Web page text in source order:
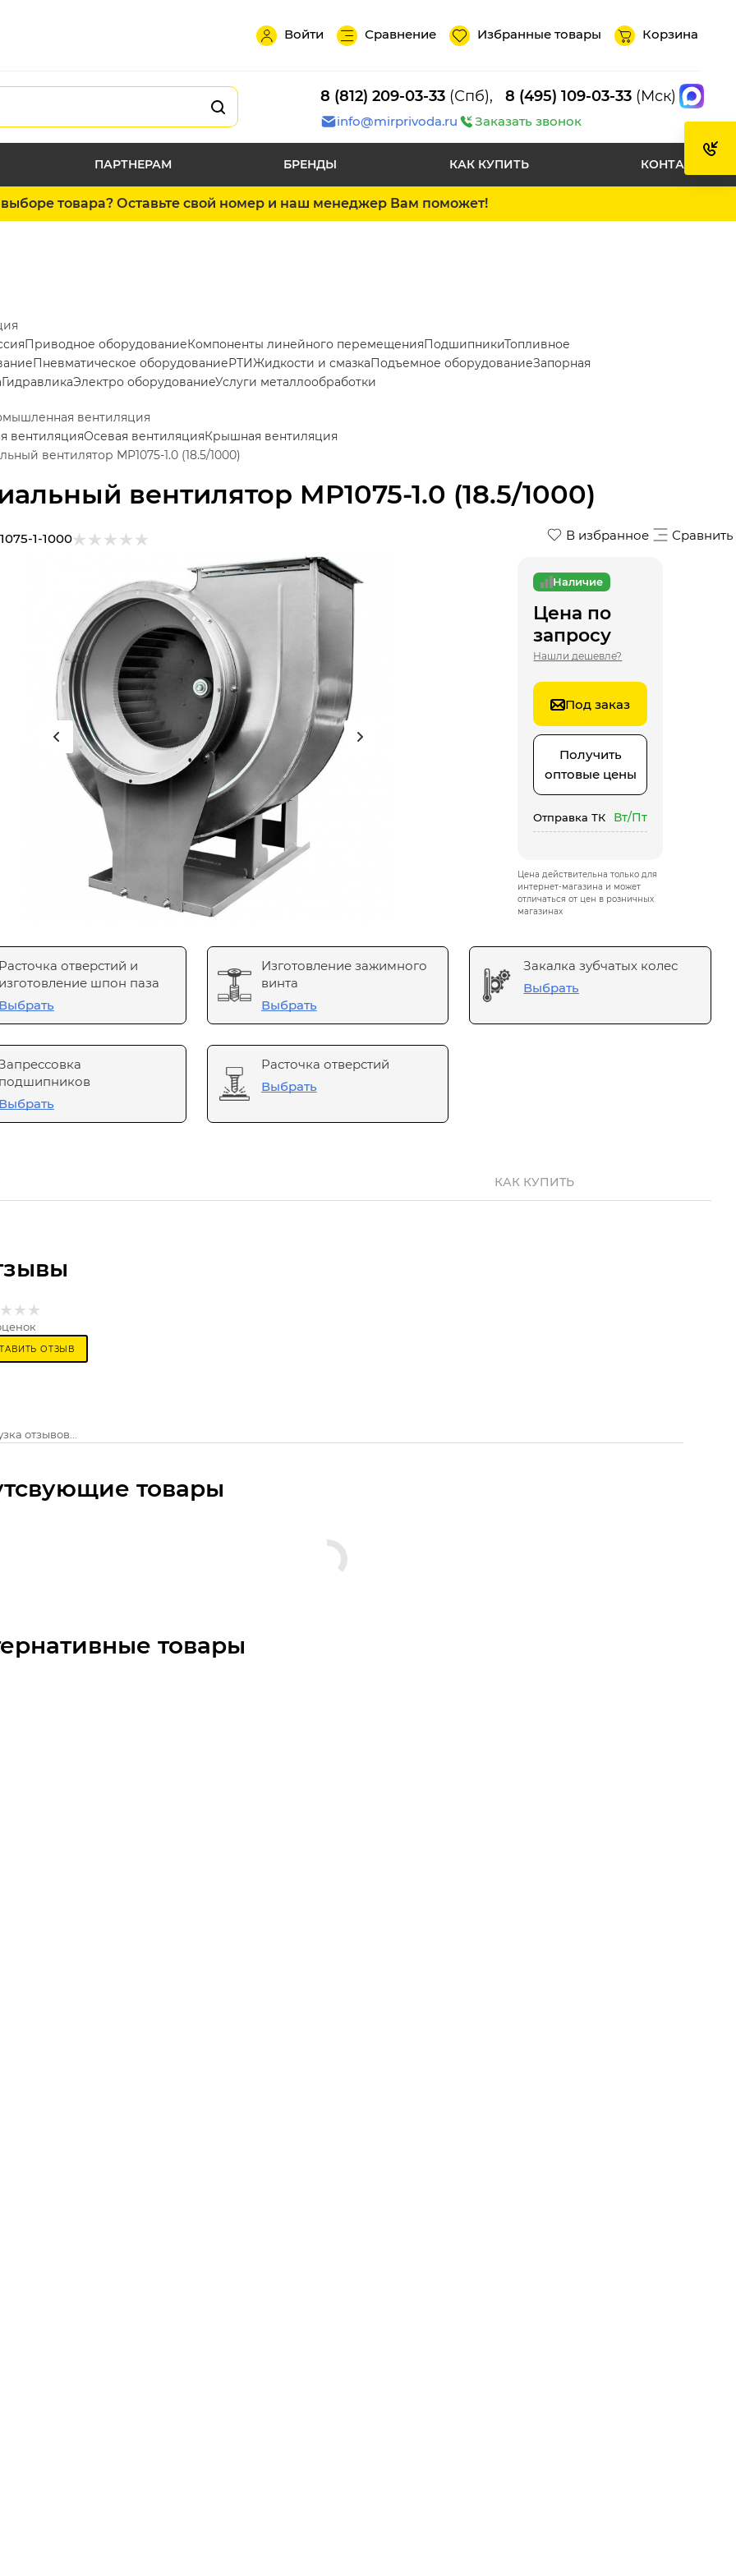
Войти Сравнение Избранные товары Корзина
8 (812) 209-03-33 (Спб), 8 (495) 109-03-33 (Мск)
info@mirprivoda.ru Заказать звонок
ПАРТНЕРАМ БРЕНДЫ КАК КУПИТЬ КОНТАКТЫ
товара? Оставьте свой номер и наш менеджер Вам поможет!
вентилятор MP1075-1.0 (18.5/1000)
Приводное оборудованиеКомпоненты линейного перемещенияПодшипникиТопливное
Пневматическое оборудованиеРТИЖидкости и смазкаПодъемное оборудованиеЗапорная
ГидравликаЭлектро оборудованиеУслуги металлообработки
вентиляция
вентиляцияОсевая вентиляцияКрышная вентиляция
вентилятор MP1075-1.0 (18.5/1000)
В избранное Сравнить
1-1000
Наличие
Цена по
запросу
Нашли дешевле?
Под заказ
Получить
оптовые цены
Отправка ТК Вт/Пт
Цена действительна только для
интернет-магазина и может
отличаться от цен в розничных
магазинах
Расточка отверстий и
изготовление шпон паза
Выбрать
Изготовление зажимного
винта
Выбрать
Закалка зубчатых колес
Выбрать
подшипников
Выбрать
Расточка отверстий
Выбрать
КАК КУПИТЬ
ОТЗЫВ
отзывов...
товары
товары